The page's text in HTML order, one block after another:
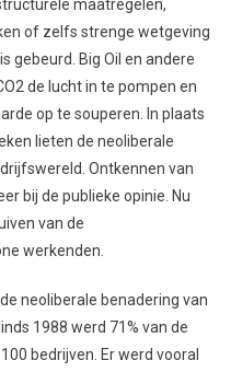
maatregelen,
of zelfs strenge wetgeving
gebeurd. Big Oil en andere
de lucht in te pompen en
op te souperen. In plaats
lieten de neoliberale
Ontkennen van
bij de publieke opinie. Nu
van de
werkenden.
neoliberale benadering van
1988 werd 71% van de
bedrijven. Er werd vooral